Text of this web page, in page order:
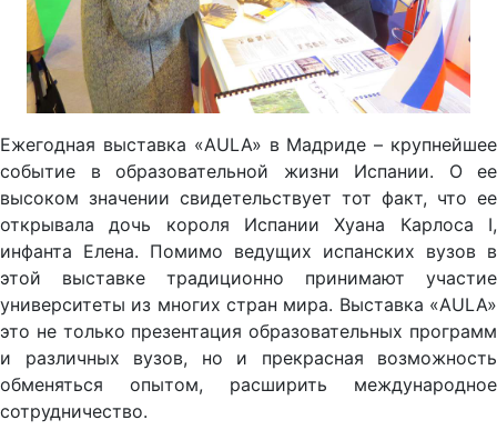
Ежегодная выставка «AULA» в Мадриде – крупнейшее
событие в образовательной жизни Испании. О ее
высоком значении свидетельствует тот факт, что ее
открывала дочь короля Испании Хуана Карлоса I,
инфанта Елена. Помимо ведущих испанских вузов в
этой выставке традиционно принимают участие
университеты из многих стран мира. Выставка «AULA»
это не только презентация образовательных программ
и различных вузов, но и прекрасная возможность
обменяться опытом, расширить международное
сотрудничество.